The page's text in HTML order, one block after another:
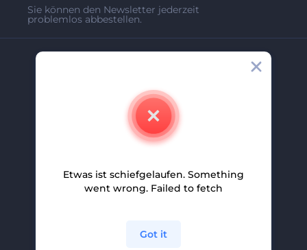
Sie können den Newsletter jederzeit
problemlos abbestellen.
Partnerprogramm
Etwas ist schiefgelaufen. Something
went wrong. Failed to fetch
Got it